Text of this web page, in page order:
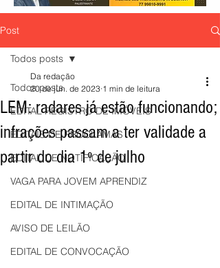
Post
Todos posts
EDITAL REGISTRO DE IMÓVEIS
EDITAIS DE PROCLAMAS
EDITAL DE NOTIFICAÇÃO
VAGA PARA JOVEM APRENDIZ
EDITAL DE INTIMAÇÃO
AVISO DE LEILÃO
EDITAL DE CONVOCAÇÃO
Todos posts
LEM: radares já estão funcionando;
infrações passam a ter validade a
partir do dia 1º de julho
Da redação
20 de jun. de 2023 1 min de leitura